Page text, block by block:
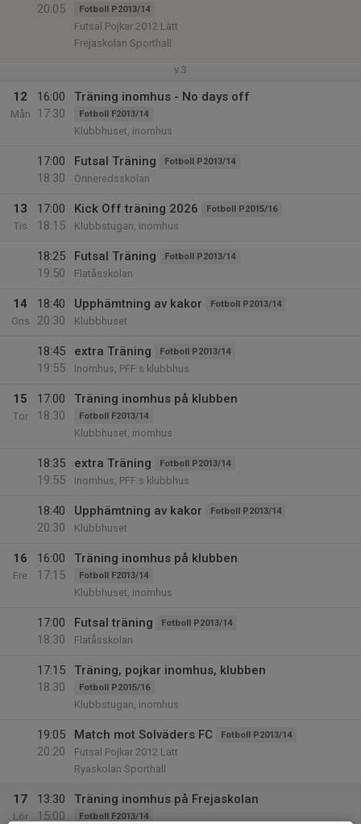
20:05
Fotboll P2013/14
Futsal Pojkar 2012 Lätt
Frejaskolan Sporthall
v.3
12
Mån
16:00
17:30
Träning inomhus - No days off
Fotboll F2013/14
Klubbhuset, inomhus
17:00
18:30
Futsal Träning Fotboll P2013/14
Önneredsskolan
13
Tis
17:00
18:15
Kick Off träning 2026 Fotboll P2015/16
Klubbstugan, inomhus
18:25
19:50
Futsal Träning Fotboll P2013/14
Flatåsskolan
14
Ons
18:40
20:30
Upphämtning av kakor Fotboll P2013/14
Klubbhuset
18:45
19:55
extra Träning Fotboll P2013/14
Inomhus, PFF:s klubbhus
15
Tor
17:00
18:30
Träning inomhus på klubben
Fotboll F2013/14
Klubbhuset, inomhus
18:35
19:55
extra Träning Fotboll P2013/14
Inomhus, PFF:s klubbhus
18:40
20:30
Upphämtning av kakor Fotboll P2013/14
Klubbhuset
16
Fre
16:00
17:15
Träning inomhus på klubben
Fotboll F2013/14
Klubbhuset, inomhus
17:00
18:30
Futsal träning Fotboll P2013/14
Flatåsskolan
17:15
18:30
Träning, pojkar inomhus, klubben
Fotboll P2015/16
Klubbstugan, inomhus
19:05
20:20
Match mot Solväders FC Fotboll P2013/14
Futsal Pojkar 2012 Lätt
Ryaskolan Sporthall
17
Lör
13:30
15:00
Träning inomhus på Frejaskolan
Fotboll F2013/14